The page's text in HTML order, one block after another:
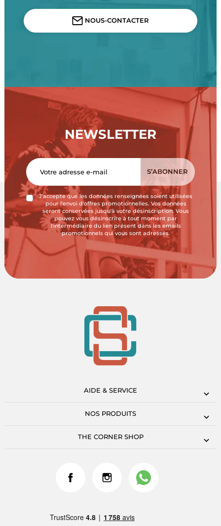
NOUS-CONTACTER
NEWSLETTER
J'accepte que les données renseignées soient utilisées
pour l'envoi d'offres promotionnelles. Vos données
seront conservées jusqu'à votre désinscription. Vous
pouvez vous désinscrire à tout moment par
l'intermédiaire du lien présent dans les emails
promotionnels qui vous sont adressés.
AIDE & SERVICE
NOS PRODUITS
THE CORNER SHOP